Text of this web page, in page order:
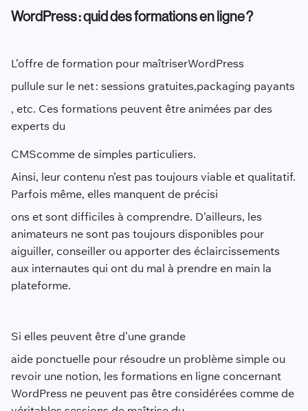
WordPress: quid des formations en ligne ?
L’offre de formation pour maîtriserWordPress
pullule sur le net : sessions gratuites,packaging payants
, etc. Ces formations peuvent être animées par des
experts du
CMScomme de simples particuliers.
Ainsi, leur contenu n’est pas toujours viable et qualitatif.
Parfois même, elles manquent de précisi
ons et sont difficiles à comprendre. D’ailleurs, les
animateurs ne sont pas toujours disponibles pour
aiguiller, conseiller ou apporter des éclaircissements
aux internautes qui ont du mal à prendre en main la
plateforme.
Si elles peuvent être d’une grande
aide ponctuelle pour résoudre un problème simple ou
revoir une notion, les formations en ligne concernant
WordPress ne peuvent pas être considérées comme de